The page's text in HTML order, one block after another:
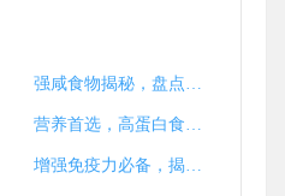
强咸食物揭秘，盘点那些让你泪流满面的美味陷阱
营养首选，高蛋白食物大盘点
增强免疫力必备，揭秘提升免疫力的超级食物清单